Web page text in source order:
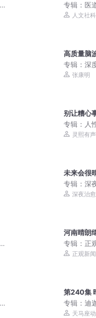
专辑： 医
平步青云
人文社
高质量
专辑：深
劳 有效助
张康明
别让糟心
专辑： 人
灵熙有声
未来会很
专辑：深
深夜治
河南晴朗
专辑： 正
正观新闻
第240集
专辑：迪
权【天马
天马座